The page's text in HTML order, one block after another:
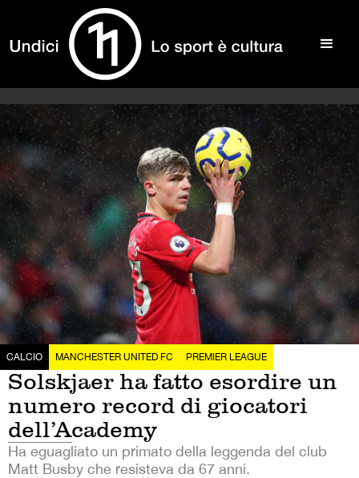
CALCIO MANCHESTER UNITED FC PREMIER LEAGUE
Solskjaer ha fatto esordire un
numero record di giocatori
dell’Academy
Ha eguagliato un primato della leggenda del club
Matt Busby che resisteva da 67 anni.